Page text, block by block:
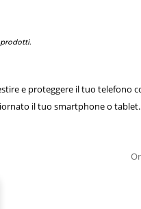
e proteggere il tuo telefono
il tuo smartphone o tablet.